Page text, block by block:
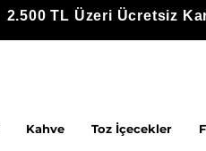
2.500 TL Üzeri Ücretsiz
Kahve Toz İçecekler